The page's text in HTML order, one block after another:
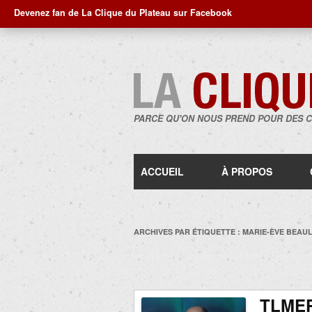
Devenez fan de La Clique du Plateau sur Facebook
PARCE QU'ON NOUS PREND POUR DES
ACCUEIL À PROPOS
ARCHIVES PAR ÉTIQUETTE : MARIE-ÈVE